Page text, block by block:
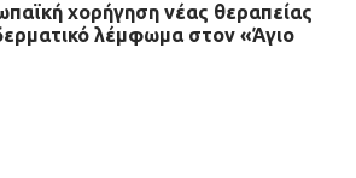
χορήγηση νέας θεραπείας
λέμφωμα στον «Άγιο